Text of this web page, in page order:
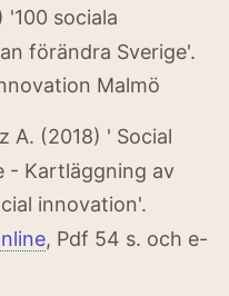
'100 sociala
förändra Sverige'.
Malmö
A. (2018) ' Social
- Kartläggning av
innovation'.
, Pdf 54 s. och e-